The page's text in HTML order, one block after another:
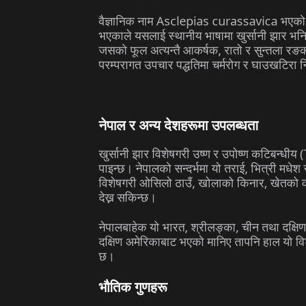
वैज्ञानिक नाम Asclepias curassavica भएको
भएकाले यसलाई स्थानीय भाषामा खुर्सानी झार
जसको फूल अत्यन्तै आकर्षक, रातो र सुन्तला
परम्परागत उपचार पद्धतिमा चर्मरोग र
नेपाल र अन्य देशहरूमा उपलब्धता
खुर्सानी झार विशेषगरी उष्ण र उपोष्ण
पाइन्छ। नेपालको सन्दर्भमा यो तराई, भित्री
विशेषगरी ओसिलो ठाउँ, खोलाको किनार,
देख्न सकिन्छ।
नेपालबाहेक यो भारत, श्रीलङ्का, चीन तथा
दक्षिण अमेरिकाबाट भएको मानिए तापनि हाल
छ।
भौतिक गुणहरू